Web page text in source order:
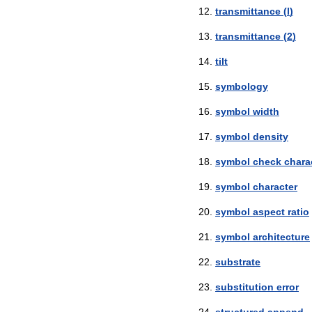
transmittance (l)
transmittance (2)
tilt
symbology
symbol width
symbol density
symbol check
symbol character
symbol aspect ratio
symbol architecture
substrate
substitution error